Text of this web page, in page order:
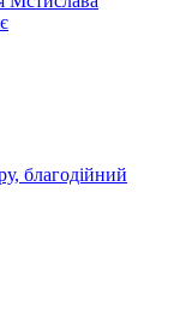
благодійний